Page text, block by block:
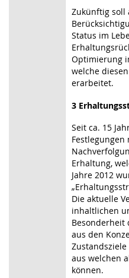
Zukünftig soll
Status im
Optimierung
welche
erarbeitet.
3
Seit ca. 15
Erhaltung,
Jahre 2012
Die aktuelle
inhaltlichen
Besonderheit
aus den
aus welchen
können.